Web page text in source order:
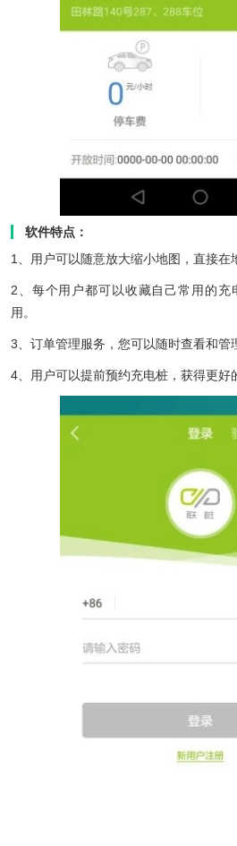
软件特点：
1、用户可以随意放大缩小地图，直接在
2、每个用户都可以收藏自己常用的充
用。
3、订单管理服务，您可以随时查看和管
4、用户可以提前预约充电桩，获得更好